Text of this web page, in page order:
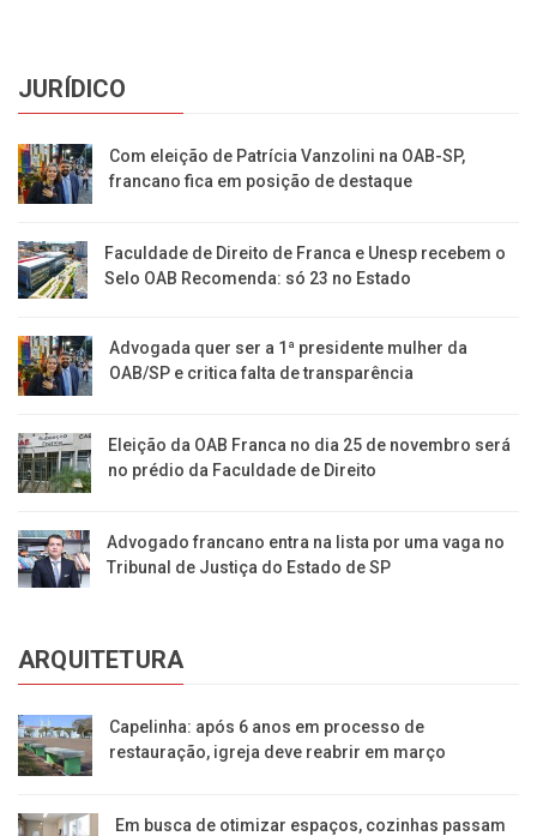
JURÍDICO
Com eleição de Patrícia Vanzolini na OAB-SP,
francano fica em posição de destaque
Faculdade de Direito de Franca e Unesp recebem o
Selo OAB Recomenda: só 23 no Estado
Advogada quer ser a 1ª presidente mulher da
OAB/SP e critica falta de transparência
Eleição da OAB Franca no dia 25 de novembro será
no prédio da Faculdade de Direito
Advogado francano entra na lista por uma vaga no
Tribunal de Justiça do Estado de SP
ARQUITETURA
Capelinha: após 6 anos em processo de
restauração, igreja deve reabrir em março
Em busca de otimizar espaços, cozinhas passam